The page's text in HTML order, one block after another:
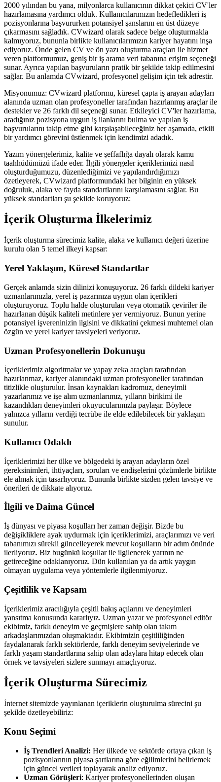
2000 yılından bu yana, milyonlarca kullanıcının dikkat çekici CV'ler
hazırlamasına yardımcı olduk. Kullanıcılarımızın hedefledikleri iş
pozisyonlarına başvururken potansiyel şanslarını en üst düzeye
çıkarmasını sağladık. CVwizard olarak sadece belge oluşturmakla
kalmıyoruz, bununla birlikte kullanıcılarımızın kariyer hayatını inşa
ediyoruz. Önde gelen CV ve ön yazı oluşturma araçları ile hizmet
veren platformumuz, geniş bir iş arama veri tabanına erişim seçeneği
sunar. Ayrıca yapılan başvuruların pratik bir şekilde takip edilmesini
sağlar. Bu anlamda CVwizard, profesyonel gelişim için tek adrestir.
Misyonumuz: CVwizard platformu, küresel çapta iş arayan adayları
alanında uzman olan profesyoneller tarafından hazırlanmış araçlar ile
destekler ve 26 farklı dil seçeneği sunar. Etkileyici CV'ler hazırlama,
aradığınız pozisyona uygun iş ilanlarını bulma ve yapılan iş
başvurularını takip etme gibi karşılaşabileceğiniz her aşamada, etkili
bir yardımcı görevini üstlenmek için kendimizi adadık.
Yazım yönergelerimiz, kalite ve şeffaflığa dayalı olarak kamu
taahhüdümüzü ifade eder. İlgili yönergeler içeriklerimizi nasıl
oluşturduğumuzu, düzenlediğimizi ve yapılandırdığımızı
özetleyerek, CVwizard platformundaki her bilginin en yüksek
doğruluk, alaka ve fayda standartlarını karşılamasını sağlar. Bu
yüksek standartları şu şekilde koruyoruz:
İçerik Oluşturma İlkelerimiz
İçerik oluşturma sürecimiz kalite, alaka ve kullanıcı değeri üzerine
kurulu olan 5 temel ilkeyi kapsar:
Yerel Yaklaşım, Küresel Standartlar
Gerçek anlamda sizin dilinizi konuşuyoruz. 26 farklı dildeki kariyer
uzmanlarımızla, yerel iş pazarınıza uygun olan içerikleri
oluşturuyoruz. Toplu halde oluşturulan veya otomatik çeviriler ile
hazırlanan düşük kaliteli metinlere yer vermiyoruz. Bunun yerine
potansiyel işvereninizin ilgisini ve dikkatini çekmesi muhtemel olan
özgün ve yerel kariyer tavsiyeleri veriyoruz.
Uzman Profesyonellerin Dokunuşu
İçeriklerimiz algoritmalar ve yapay zeka araçları tarafından
hazırlanmaz, kariyer alanındaki uzman profesyoneller tarafından
titizlikle oluşturulur. İnsan kaynakları kadromuz, deneyimli
yazarlarımız ve işe alım uzmanlarımız, yılların birikimi ile
kazandıkları deneyimleri okuyucularımızla paylaşır. Böylece
yalnızca yılların verdiği tecrübe ile elde edilebilecek bir yaklaşım
sunulur.
Kullanıcı Odaklı
İçeriklerimizi her ülke ve bölgedeki iş arayan adayların özel
gereksinimleri, ihtiyaçları, soruları ve endişelerini çözümlerle birlikte
ele almak için tasarlıyoruz. Bununla birlikte sizden gelen tavsiye ve
önerileri de dikkate alıyoruz.
İlgili ve Daima Güncel
İş dünyası ve piyasa koşulları her zaman değişir. Bizde bu
değişikliklere ayak uydurmak için içeriklerimizi, araçlarımızı ve veri
tabanımızı sürekli güncelleyerek mevcut koşulların bir adım önünde
ilerliyoruz. Biz bugünkü koşullar ile ilgilenerek yarının ne
getireceğine odaklanıyoruz. Dün kullanılan ya da artık yaygın
olmayan uygulama veya yöntemlerle ilgilenmiyoruz.
Çeşitlilik ve Kapsam
İçeriklerimiz aracılığıyla çeşitli bakış açılarını ve deneyimleri
yansıtma konusunda kararlıyız. Uzman yazar ve profesyonel editör
ekibimiz, farklı deneyim ve geçmişlere sahip olan takım
arkadaşlarımızdan oluşmaktadır. Ekibimizin çeşitliliğinden
faydalanarak farklı sektörlerde, farklı deneyim seviyelerinde ve
farklı yaşam standartlarına sahip olan adaylara hitap edecek olan
örnek ve tavsiyeleri sizlere sunmayı amaçlıyoruz.
İçerik Oluşturma Sürecimiz
İnternet sitemizde yayınlanan içeriklerin oluşturulma sürecini şu
şekilde özetleyebiliriz:
Konu Seçimi
İş Trendleri Analizi: Her ülkede ve sektörde ortaya çıkan iş
pozisyonlarının piyasa şartlarına göre eğilimlerini belirlemek
için güncel verileri toplayarak analiz ediyoruz.
Uzman Görüşleri: Kariyer profesyonellerinden oluşan